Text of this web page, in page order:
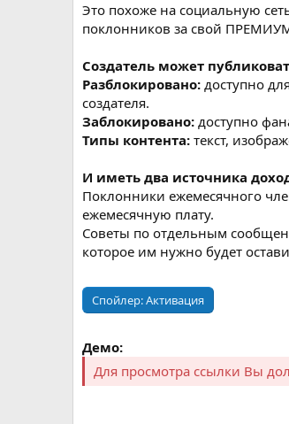
Это похоже на социальную
поклонников за свой
Создатель может
Разблокировано: доступно
создателя.
Заблокировано: доступно
Типы контента: текст,
И иметь два источника
Поклонники ежемесячного
ежемесячную плату.
Советы по отдельным
которое им нужно будет
Спойлер:Активация
Демо:
Для просмотра ссылки Вы